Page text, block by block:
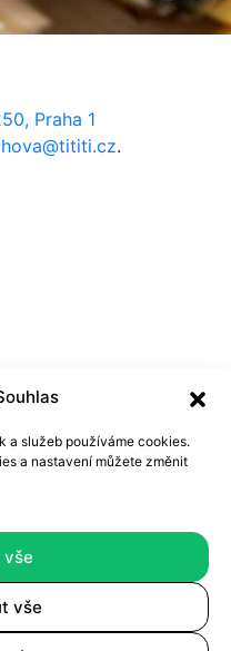
a služeb používáme cookies.
a nastavení můžetezměnit
vše
vše
Praha 1
.